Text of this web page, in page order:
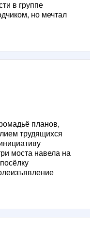
в группе
но мечтал
планов,
трудящихся
моста навела на